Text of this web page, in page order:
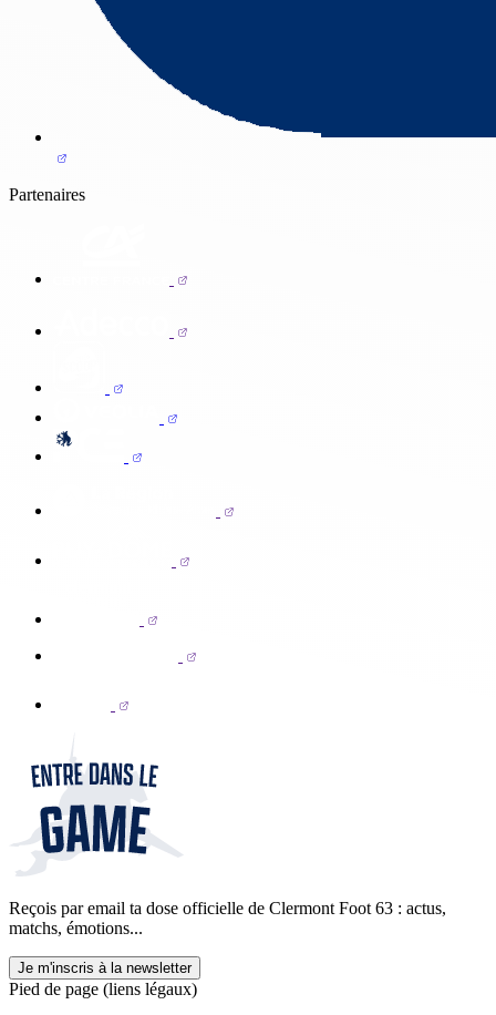
Partenaires
Reçois par email ta dose officielle de Clermont Foot 63 : actus,
matchs, émotions...
Je m'inscris à la newsletter
Pied de page (liens légaux)